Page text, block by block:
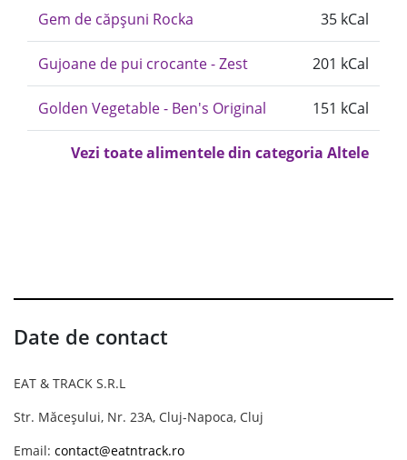
Gem de căpșuni Rocka 35 kCal
Gujoane de pui crocante - Zest 201 kCal
Golden Vegetable - Ben's Original 151 kCal
Vezi toate alimentele din categoria Altele
Date de contact
EAT & TRACK S.R.L
Str. Măceșului, Nr. 23A, Cluj-Napoca, Cluj
Email: contact@eatntrack.ro